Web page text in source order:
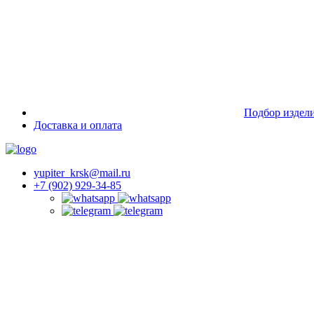
Подбор
Доставка и оплата
yupiter_krsk@mail.ru
+7 (902) 929-34-85